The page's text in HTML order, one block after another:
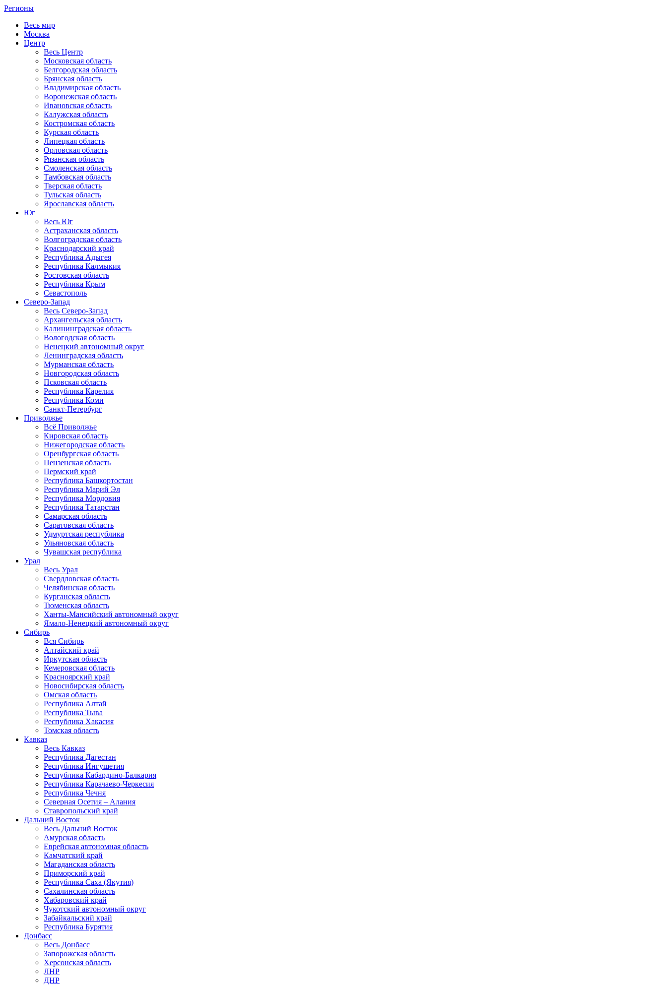
Регионы
Весь мир
Москва
Центр
Весь Центр
Московская область
Белгородская область
Брянская область
Владимирская область
Воронежская область
Ивановская область
Калужская область
Костромская область
Курская область
Липецкая область
Орловская область
Рязанская область
Смоленская область
Тамбовская область
Тверская область
Тульская область
Ярославская область
Юг
Весь Юг
Астраханская область
Волгоградская область
Краснодарский край
Республика Адыгея
Республика Калмыкия
Ростовская область
Республика Крым
Севастополь
Северо-Запад
Весь Северо-Запад
Архангельская область
Калининградская область
Вологодская область
Ненецкий автономный округ
Ленинградская область
Мурманская область
Новгородская область
Псковская область
Республика Карелия
Республика Коми
Санкт-Петербург
Приволжье
Всё Приволжье
Кировская область
Нижегородская область
Оренбургская область
Пензенская область
Пермский край
Республика Башкортостан
Республика Марий Эл
Республика Мордовия
Республика Татарстан
Самарская область
Саратовская область
Удмуртская республика
Ульяновская область
Чувашская республика
Урал
Весь Урал
Свердловская область
Челябинская область
Курганская область
Тюменская область
Ханты-Мансийский автономный округ
Ямало-Ненецкий автономный округ
Сибирь
Вся Сибирь
Алтайский край
Иркутская область
Кемеровская область
Красноярский край
Новосибирская область
Омская область
Республика Алтай
Республика Тыва
Республика Хакасия
Томская область
Кавказ
Весь Кавказ
Республика Дагестан
Республика Ингушетия
Республика Кабардино-Балкария
Республика Карачаево-Черкесия
Республика Чечня
Северная Осетия – Алания
Ставропольский край
Дальний Восток
Весь Дальний Восток
Амурская область
Еврейская автономная область
Камчатский край
Магаданская область
Приморский край
Республика Саха (Якутия)
Сахалинская область
Хабаровский край
Чукотский автономный округ
Забайкальский край
Республика Бурятия
Донбасс
Весь Донбасс
Запорожская область
Херсонская область
ЛНР
ДНР